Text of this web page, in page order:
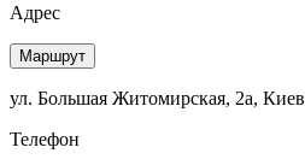
Адрес
Маршрут
ул. Большая Житомирская, 2а, Киев
Телефон